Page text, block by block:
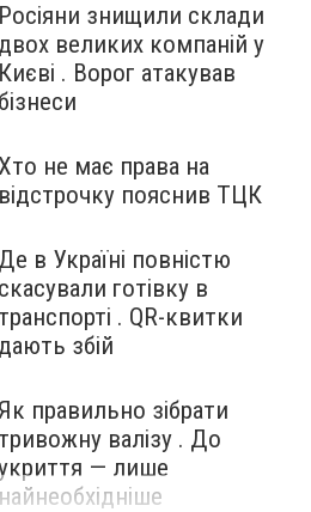
Росіяни знищили склади
двох великих компаній у
Києві . Ворог атакував
бізнеси
Хто не має права на
відстрочку пояснив ТЦК
Де в Україні повністю
скасували готівку в
транспорті . QR-квитки
дають збій
правильно зібрати
тривожну валізу . До
— лише
найнеобхідніше